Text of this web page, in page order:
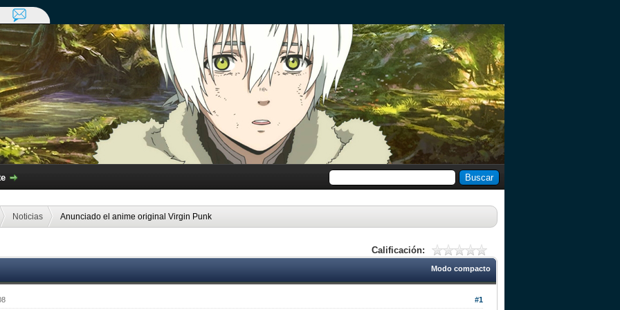
Noticias Anunciado el anime original Virgin Punk
Calificación:
Modo compacto
#1